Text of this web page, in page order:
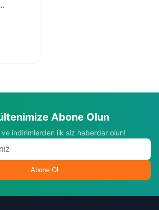
Abone Olun
indirimlerden ilk siz haberdar olun!
Abone Ol